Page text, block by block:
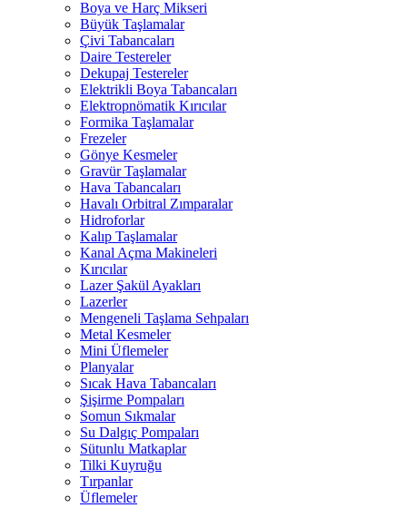
Boya ve Harç Mikseri
Büyük Taşlamalar
Çivi Tabancaları
Daire Testereler
Dekupaj Testereler
Elektrikli Boya Tabancaları
Elektropnömatik Kırıcılar
Formika Taşlamalar
Frezeler
Gönye Kesmeler
Gravür Taşlamalar
Hava Tabancaları
Havalı Orbitral Zımparalar
Hidroforlar
Kalıp Taşlamalar
Kanal Açma Makineleri
Kırıcılar
Lazer Şakül Ayakları
Lazerler
Mengeneli Taşlama Sehpaları
Metal Kesmeler
Mini Üflemeler
Planyalar
Sıcak Hava Tabancaları
Şişirme Pompaları
Somun Sıkmalar
Su Dalgıç Pompaları
Sütunlu Matkaplar
Tilki Kuyruğu
Tırpanlar
Üflemeler